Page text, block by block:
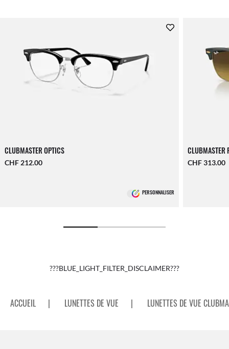
CLUBMASTER OPTICS
CHF 212.00
PERSONNALISER
CLUBMASTER
CHF 313.00
???BLUE_LIGHT_FILTER_DISCLAIMER???
ACCUEIL | LUNETTES DE VUE | LUNETTES DE VUE